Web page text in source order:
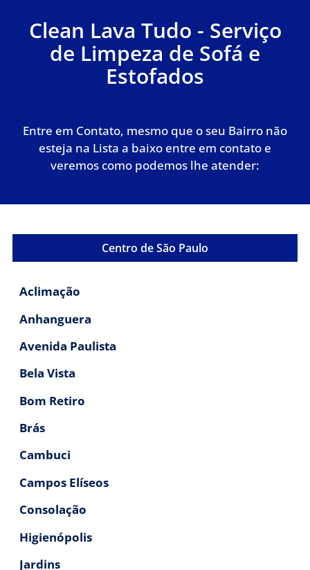
Clean Lava Tudo - Serviço
de Limpeza de Sofá e
Estofados
Entre em Contato, mesmo que o seu Bairro não
esteja na Lista a baixo entre em contato e
veremos como podemos lhe atender:
Centro de São Paulo
Aclimação
Anhanguera
Avenida Paulista
Bela Vista
Bom Retiro
Brás
Cambuci
Campos Elíseos
Consolação
Higienópolis
Jardins